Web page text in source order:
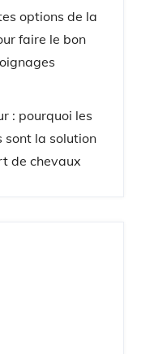
options de la
faire le bon
: pourquoi les
sont la solution
de chevaux